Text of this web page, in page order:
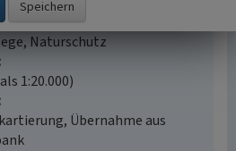
Naturschutz
1:20.000)
Übernahme aus